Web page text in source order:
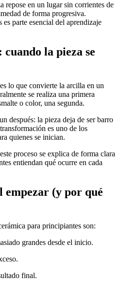
repose en un lugar sin corrientes de
de forma progresiva.
parte esencial del aprendizaje
la pieza se
lo que convierte la arcilla en un
se realiza una primera
o color, una segunda.
después: la pieza deja de ser barro
es uno de los
quienes se inician.
proceso se explica de forma clara
entiendan qué ocurre en cada
empezar (y por qué
para principiantes son:
grandes desde el inicio.
final.